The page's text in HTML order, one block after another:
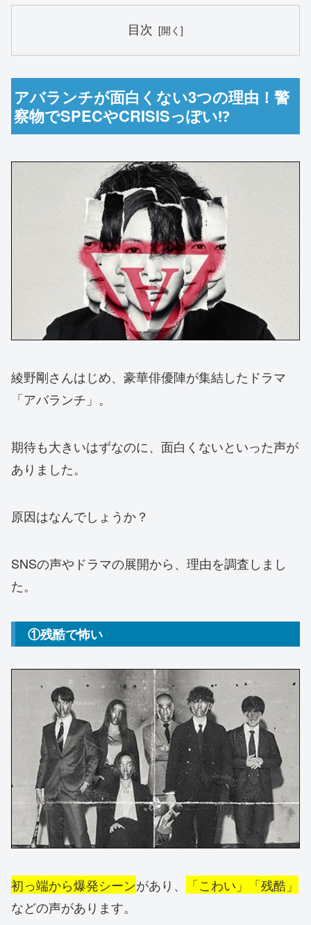
目次
アバランチが面白くない3つの理由！警
察物でSPECやCRISISっぽい⁉
綾野剛さんはじめ、豪華俳優陣が集結したドラマ
「アバランチ」。
期待も大きいはずなのに、面白くないといった声が
ありました。
原因はなんでしょうか？
SNSの声やドラマの展開から、理由を調査しまし
た。
①残酷で怖い
初っ端から爆発シーンがあり、
「こわい」「残酷」
などの声があります。